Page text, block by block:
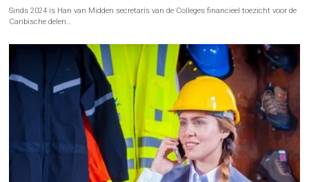
Sinds 2024 is Han van Midden secretaris van de Colleges financieel toezicht voor de
Caribische delen…